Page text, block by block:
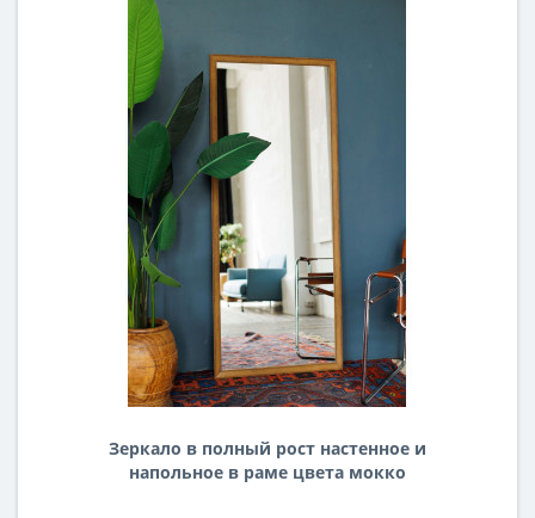
Зеркало в полный рост настенное и
напольное в раме цвета мокко